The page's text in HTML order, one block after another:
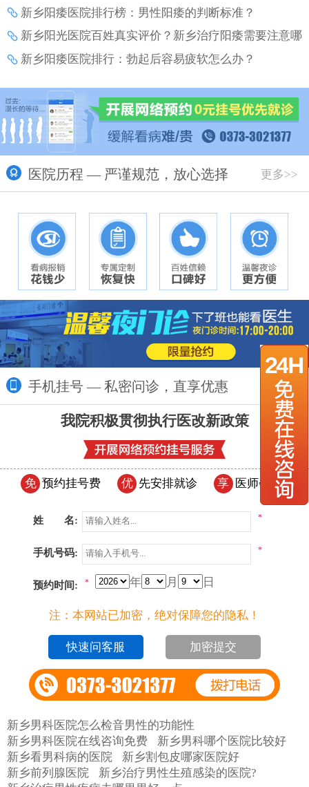
新乡阳痿医院排行榜：男性阳痿的判断标准？
新乡阳光医院百姓真实评价？新乡治疗阳痿需要注意哪
些事项？
新乡阳痿医院排行：勃起后容易疲软怎么办？
医院历程 — 严谨规范，放心选择 更多>>
手机挂号 — 私密问诊，直享优惠 更多>>
我院积极贯彻执行医改新政策
免 预约挂号费 优 先安排就诊 享 医师会诊
姓 名: *
手机号码: *
预约时间: 年 月 日
*
注：本网站已加密，绝对保障您的隐私！
加密提交
新乡男科医院怎么检音男性的功能性
新乡男科医院在线咨询免费
新乡男科哪个医院比较好
新乡看男科病的医院
新乡割包皮哪家医院好
新乡前列腺医院
新乡治疗男性生殖感染的医院?